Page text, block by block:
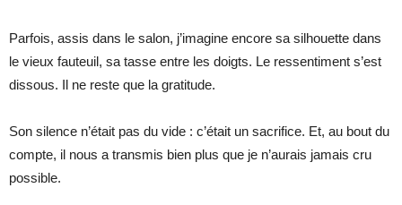
Parfois, assis dans le salon, j’imagine encore sa silhouette dans
le vieux fauteuil, sa tasse entre les doigts. Le ressentiment s’est
dissous. Il ne reste que la gratitude.
Son silence n’était pas du vide : c’était un sacrifice. Et, au bout du
compte, il nous a transmis bien plus que je n’aurais jamais cru
possible.